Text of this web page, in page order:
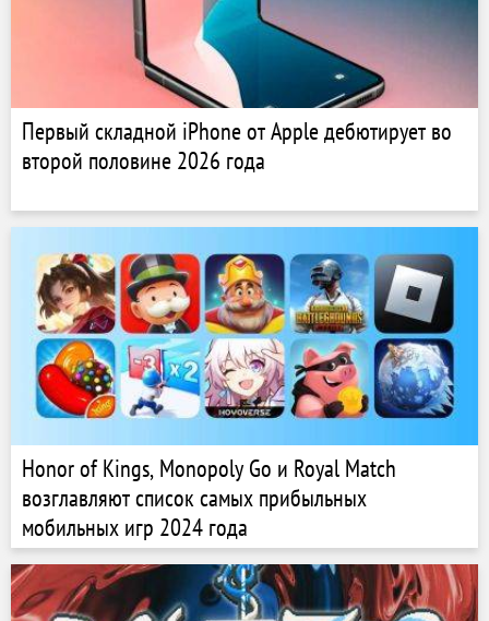
Первый складной iPhone от Apple дебютирует во
второй половине 2026 года
Honor of Kings, Monopoly Go и Royal Match
возглавляют список самых прибыльных
мобильных игр 2024 года